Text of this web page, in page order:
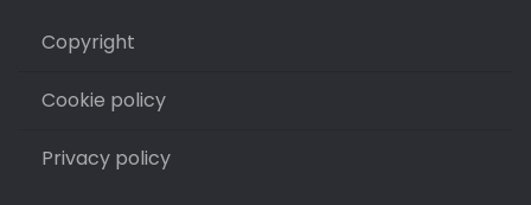
Copyright
Cookie policy
Privacy policy